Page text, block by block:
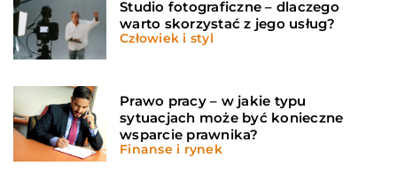
Studio fotograficzne – dlaczego
warto skorzystać z jego usług?
Człowiek i styl
Prawo pracy – w jakie typu
sytuacjach może być konieczne
wsparcie prawnika?
Finanse i rynek